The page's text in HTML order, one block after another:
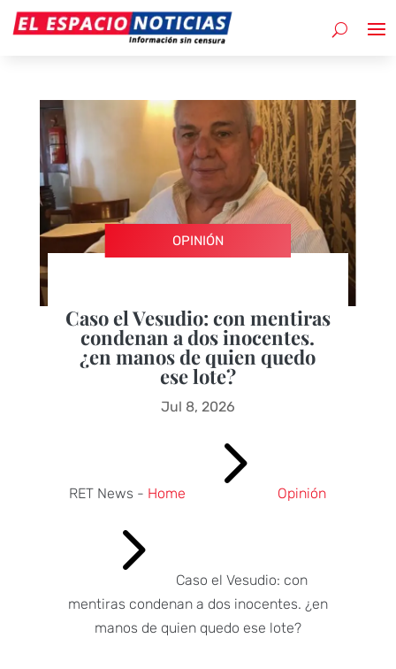
OPINIÓN
Caso el Vesudio: con mentiras
condenan a dos inocentes.
¿en manos de quien quedo
ese lote?
Jul 8, 2026
RET News - Home 5 Opinión
5
Caso el Vesudio: con
mentiras condenan a dos inocentes. ¿en
manos de quien quedo ese lote?